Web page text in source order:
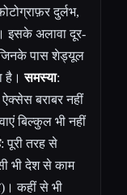
दुर्लभ,
इसके अलावा दूर-
जिनके पास शेड्यूल
है।समस्या:
ऐक्सेस बराबर नहीं
बिल्कुल भी नहीं
: पूरी तरह से
भी देश से काम
कहीं से भी